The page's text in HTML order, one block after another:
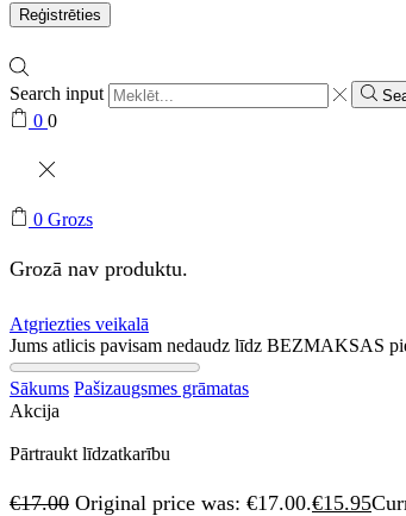
Reģistrēties
Search input
0 0
0 Grozs
Grozā nav produktu.
Atgriezties veikalā
Jums atlicis pavisam nedaudz līdz BEZMAKSAS
Sākums Pašizaugsmes grāmatas
Akcija
Pārtraukt līdzatkarību
€17.00 Original price was: €17.00.€15.95